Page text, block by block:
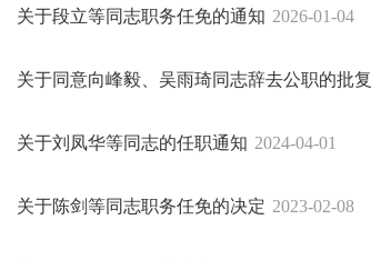
关于段立等同志职务任免的通知 2026-01-04
关于同意向峰毅、吴雨琦同志辞去公职的批复
关于刘凤华等同志的任职通知 2024-04-01
关于陈剑等同志职务任免的决定 2023-02-08